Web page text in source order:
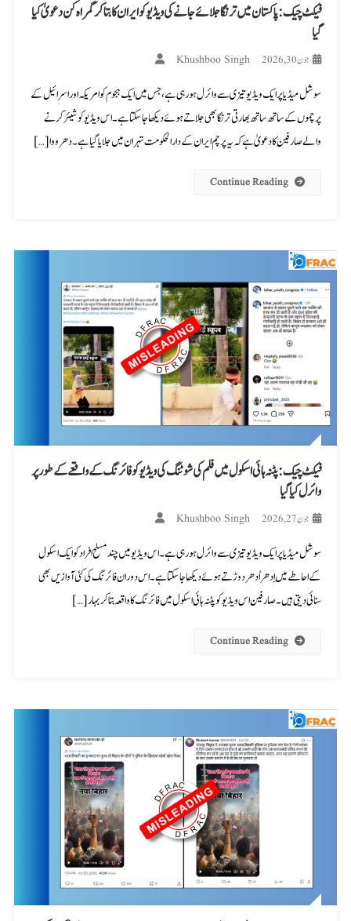
فیکٹ چیک: پاکستان میں ترنگا جلائے جانے کی ویڈیو کو ایران کا بتا کر گمراہ کن دعویٰ کیا
گیا
جون 30, 2026 Khushboo Singh
سوشل میڈیا پر ایک ویڈیو تیزی سے وائرل ہو رہی ہے، جس میں ایک ہجوم کو امریکہ اور اسرائیل کے
پرچموں کے ساتھ ساتھ بھارتی ترنگا بھی جلاتے ہوئے دیکھا جا سکتا ہے۔ اس ویڈیو کو شیئر کرنے
والے صارفین کا دعویٰ ہے کہ یہ پرچم ایران کے دارالحکومت تہران میں جلایا گیا ہے۔ دھرووا […]
Continue Reading
فیکٹ چیک: پٹنہ ہائی اسکول میں فلم کی شوٹنگ کی ویڈیو کو فائرنگ کے واقعے کے طور پر
وائرل کیا گیا
جون 27, 2026 Khushboo Singh
سوشل میڈیا پر ایک ویڈیو تیزی سے وائرل ہو رہی ہے۔ اس ویڈیو میں چند مسلح افراد کو ایک اسکول
کے احاطے میں اِدھر اُدھر دوڑتے ہوئے دیکھا جا سکتا ہے۔ اس دوران فائرنگ کی کئی آوازیں بھی
سنائی دیتی ہیں۔ صارفین اس ویڈیو کو پٹنہ ہائی اسکول میں فائرنگ کا واقعہ بتا کر بہار […]
Continue Reading